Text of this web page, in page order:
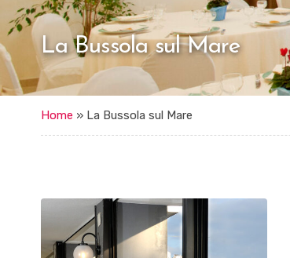
La Bussola sul Mare
Home » La Bussola sul Mare